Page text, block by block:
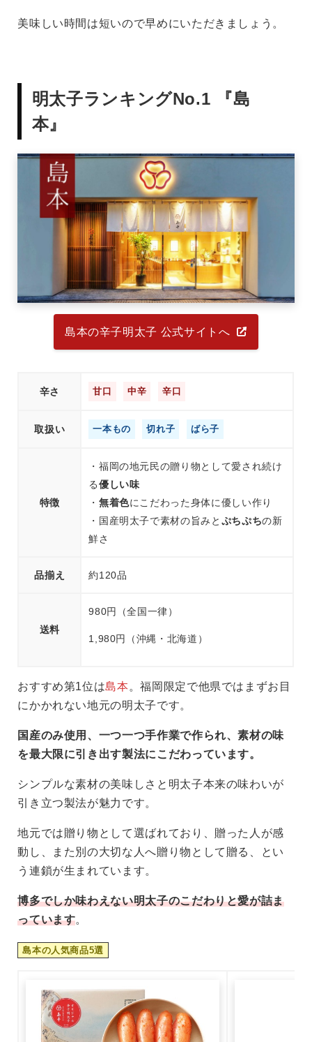
美味しい時間は短いので早めにいただきましょう。
明太子ランキングNo.1 『島
本』
島本の辛子明太子 公式サイトへ
辛さ 甘口 中辛 辛口
取扱い 一本もの 切れ子 ばら子
特徴
・福岡の地元民の贈り物として愛され続け
る優しい味
・ 無着色にこだわった身体に優しい作り
・国産明太子で素材の旨みと ぷちぷちの新
鮮さ
品揃え 約120品
送料
980円（全国一律）
1,980円（沖縄・北海道）
おすすめ第1位は島本 。福岡限定で他県ではまずお目
にかかれない地元の明太子です。
国産のみ使用、一つ一つ手作業で作られ、素材の味
を最大限に引き出す製法にこだわっています。
シンプルな素材の美味しさと明太子本来の味わいが
引き立つ製法が魅力です。
地元では贈り物として選ばれており、贈った人が感
動し、また別の大切な人へ贈り物として贈る、とい
う連鎖が生まれています。
博多でしか味わえない明太子のこだわりと愛が詰ま
っています。
島本の人気商品5選